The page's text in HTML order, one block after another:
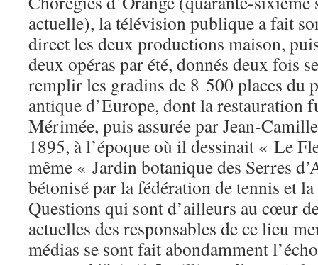
actuelle), la télévision publique a fait
direct les deux productions maison,
deux opéras par été, donnés deux fois
remplir les gradins de 8 500 places du
antique d’Europe, dont la restauration
Mérimée, puis assurée par Jean-
1895, à l’époque où il dessinait « Le
même « Jardin botanique des Serres
bétonisé par la fédération de tennis et
Questions qui sont d’ailleurs au cœur
actuelles des responsables de ce lieu
médias se sont fait abondamment